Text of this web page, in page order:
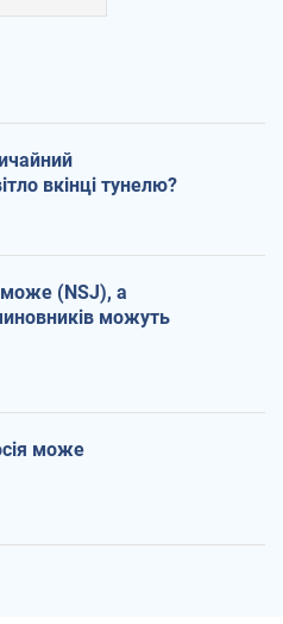
вкінці тунелю?
(NSJ), а
можуть
може